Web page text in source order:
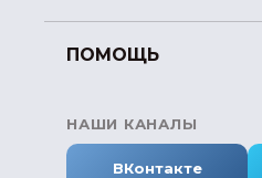
ПОМОЩЬ
НАШИ КАНАЛЫ
ВКонтакте